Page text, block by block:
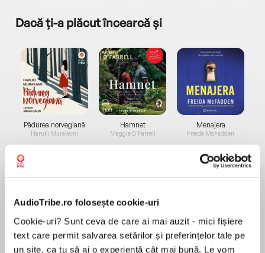
AudioTribe.ro folosește cookie-uri
Cookie-uri? Sunt ceva de care ai mai auzit - mici fișiere
text care permit salvarea setărilor și preferințelor tale pe
un site, ca tu să ai o experiență cât mai bună. Le vom
Dacă ți-a plăcut încearcă și
Pădurea norvegiană
Haruki Murakami
Elita de Argint (Elita
de...
Dani Francis
Hamnet
Maggie O'Farrell
Diavolul se îmbracă de
la...
Lauren Weisberger
Menajera
Freida McFadden
Migdală
Sohn Won-pyung